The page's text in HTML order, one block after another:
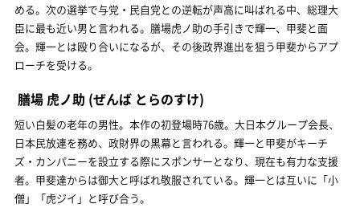
める。次の選挙で与党・民自党との逆転が声高に叫ばれる中、総理大
臣に最も近い男と言われる。膳場虎ノ助の手引きで輝一、甲斐と面
会。輝一とは殴り合いになるが、その後政界進出を狙う甲斐からアプ
ローチを受ける。
膳場 虎ノ助 (ぜんば とらのすけ)
短い白髪の老年の男性。本作の初登場時76歳。大日本グループ会長、
日本民放連を務め、政財界の黒幕と言われる。輝一と甲斐がキーチ
ズ・カンパニーを設立する際にスポンサーとなり、現在も有力な支援
者。甲斐達からは御大と呼ばれ敬服されている。輝一とは互いに「小
僧」「虎ジイ」と呼び合う。